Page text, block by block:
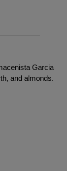
Garcia
and almonds.